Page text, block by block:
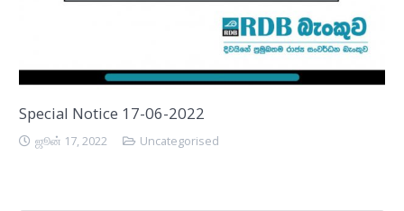
Special Notice 17-06-2022
ஜூன் 17, 2022 Uncategorised